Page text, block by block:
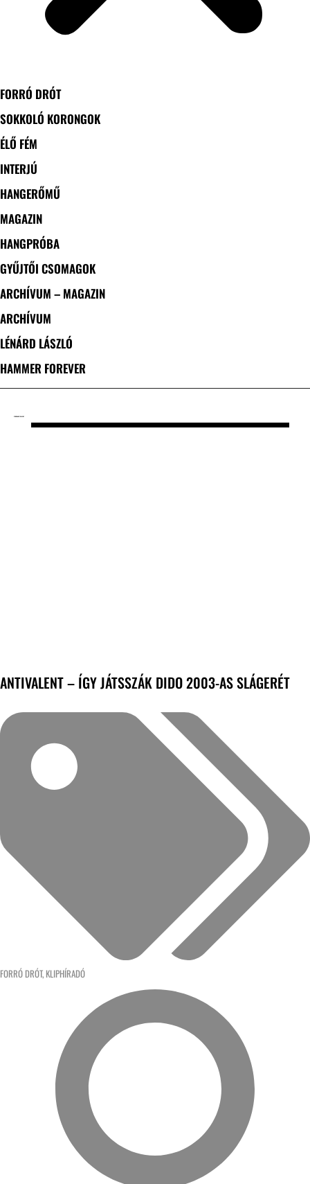
FORRÓ DRÓT
SOKKOLÓ KORONGOK
ÉLŐ FÉM
INTERJÚ
HANGERŐMŰ
MAGAZIN
HANGPRÓBA
GYŰJTŐI CSOMAGOK
ARCHÍVUM – MAGAZIN
ARCHÍVUM
LÉNÁRD LÁSZLÓ
HAMMER FOREVER
ANTIVALENT – ÍGY JÁTSSZÁK DIDO 2003-AS SLÁGERÉT
FORRÓ DRÓT, KLIPHÍRADÓ